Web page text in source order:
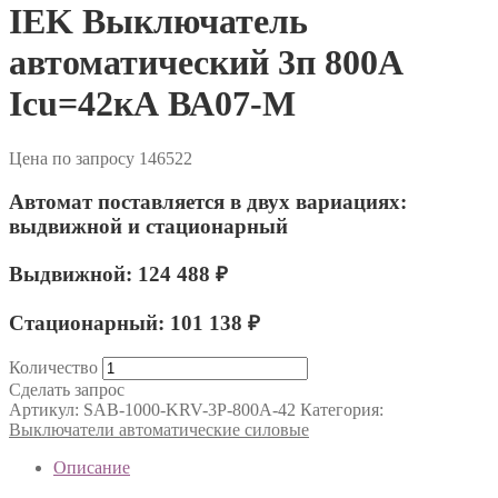
IEK Выключатель
автоматический 3п 800А
Icu=42кА ВА07-М
Цена по запросу 146522
Автомат поставляется в двух вариациях:
выдвижной и стационарный
Выдвижной: 124 488 ₽
Стационарный: 101 138 ₽
Количество
Сделать запрос
Артикул: SAB-1000-KRV-3P-800A-42 Категория:
Выключатели автоматические силовые
Описание